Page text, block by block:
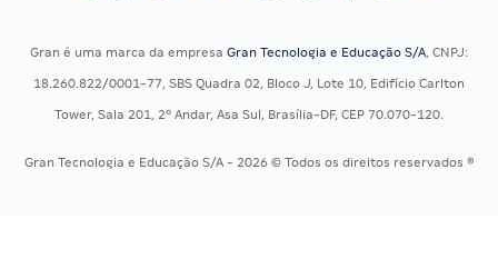
Concursos Saúde
Residência Multiprofissional
Gran é uma marca da empresa Gran Tecnologia e Educação S/A, CNPJ:
18.260.822/0001-77, SBS Quadra 02, Bloco J, Lote 10, Edifício Carlton
Tower, Sala 201, 2º Andar, Asa Sul, Brasília-DF, CEP 70.070-120.
Gran Tecnologia e Educação S/A - 2026 © Todos os direitos reservados ®